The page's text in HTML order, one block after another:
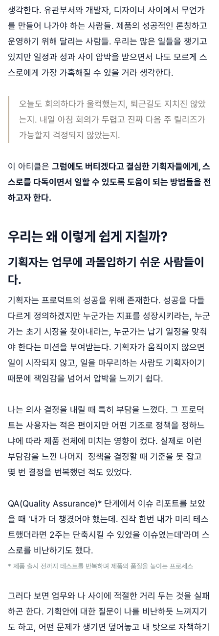
생각한다. 유관부서와 개발자, 디자이너 사이에서 무언가
를 만들어 나가야 하는 사람들. 제품의 성공적인 론칭하고
운영하기 위해 달리는 사람들. 우리는 많은 일들을 챙기고
있지만 일정과 성과 사이 압박을 받으면서 나도 모르게 스
스로에게 가장 가혹해질 수 있을 거라 생각한다.
오늘도 회의하다가 울컥했는지, 퇴근길도 지치진 않았
는지. 내일 아침 회의가 두렵고 진짜 다음 주 릴리즈가
가능할지 걱정되지 않았는지.
이 아티클은 그럼에도 버티겠다고 결심한 기획자들에게, 스
스로를 다독이면서 일할 수 있도록 도움이 되는 방법들을 전
하고자 한다.
우리는 왜 이렇게 쉽게 지칠까?
기획자는 업무에 과몰입하기 쉬운 사람들이
다.
기획자는 프로덕트의 성공을 위해 존재한다. 성공을 다들
다르게 정의하겠지만 누군가는 지표를 성장시키라는, 누군
가는 초기 시장을 찾아내라는, 누군가는 납기 일정을 맞춰
야 한다는 미션을 부여받는다. 기획자가 움직이지 않으면
일이 시작되지 않고, 일을 마무리하는 사람도 기획자이기
때문에 책임감을 넘어서 압박을 느끼기 쉽다.
나는 의사 결정을 내릴 때 특히 부담을 느꼈다. 그 프로덕
트는 사용자는 적은 편이지만 어떤 기조로 정책을 정하느
냐에 따라 제품 전체에 미치는 영향이 컸다. 실제로 이런
부담감을 느낀 나머지 정책을 결정할 때 기준을 못 잡고
몇 번 결정을 번복했던 적도 있었다.
QA(Quality Assurance)* 단계에서 이슈 리포트를 보았
을 때 '내가 더 챙겼어야 했는데. 진작 한번 내가 미리 테스
트했더라면 2주는 단축시킬 수 있었을 이슈였는데'라며 스
스로를 비난하기도 했다.
* 제품 출시 전까지 테스트를 반복하며 제품의 품질을 높이는 프로세스
그러다 보면 업무와 나 사이에 적절한 거리 두는 것을 실패
하곤 한다. 기획안에 대한 질문이 나를 비난하듯 느껴지기
도 하고, 어떤 문제가 생기면 덮어놓고 내 탓으로 자책하기